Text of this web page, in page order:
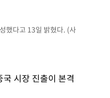
했다고 13일 밝혔다. (사
시장 진출이 본격